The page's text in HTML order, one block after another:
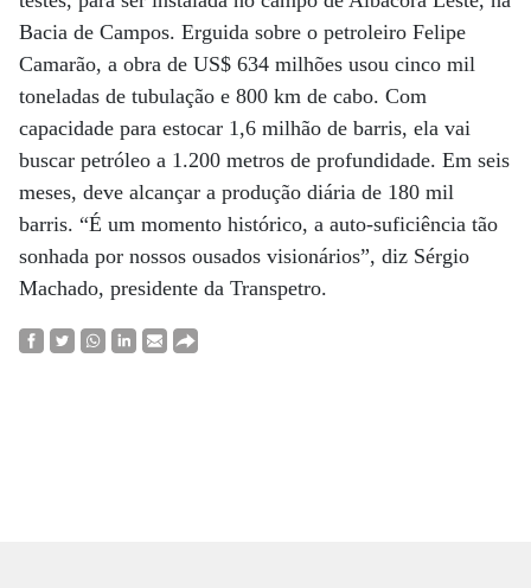
Bacia de Campos. Erguida sobre o petroleiro Felipe
Camarão, a obra de US$ 634 milhões usou cinco mil
toneladas de tubulação e 800 km de cabo. Com
capacidade para estocar 1,6 milhão de barris, ela vai
buscar petróleo a 1.200 metros de profundidade. Em seis
meses, deve alcançar a produção diária de 180 mil
barris. “É um momento histórico, a auto-suficiência tão
sonhada por nossos ousados visionários”, diz Sérgio
Machado, presidente da Transpetro.